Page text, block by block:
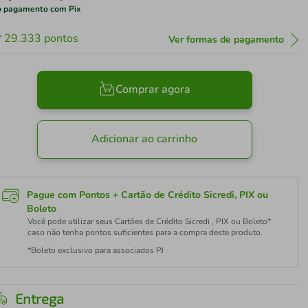
pagamento com Pix
29.333 pontos Ver formas de pagamento
Comprar agora
Adicionar ao carrinho
Pague com Pontos + Cartão de Crédito Sicredi, PIX ou
Boleto
Você pode utilizar seus Cartões de Crédito Sicredi , PIX ou Boleto*
caso não tenha pontos suficientes para a compra deste produto.
*Boleto exclusivo para associados PJ
Entrega